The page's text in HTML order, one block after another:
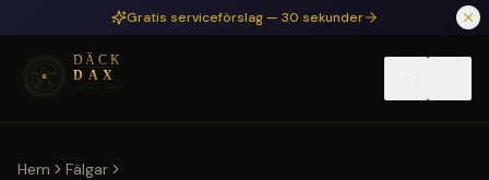
Hoppa till huvudinnehållGratis serviceförslag — 30 sekunder
Hem
Fälgar